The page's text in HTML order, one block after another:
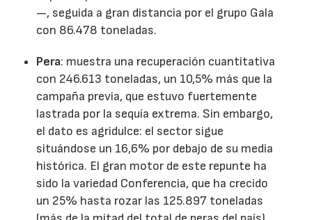
—, seguida a gran distancia por el grupo Gala
con 86.478 toneladas.
Pera: muestra una recuperación cuantitativa
con 246.613 toneladas, un 10,5% más que la
campaña previa, que estuvo fuertemente
lastrada por la sequía extrema. Sin embargo,
el dato es agridulce: el sector sigue
situándose un 16,6% por debajo de su media
histórica. El gran motor de este repunte ha
sido la variedad Conferencia, que ha crecido
un 25% hasta rozar las 125.897 toneladas